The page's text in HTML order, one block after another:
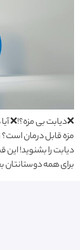
❌دیابت بی مزه؟!❌
مزه قابل درمان
دیابت را بشنوید!
برای همه دوستانتان